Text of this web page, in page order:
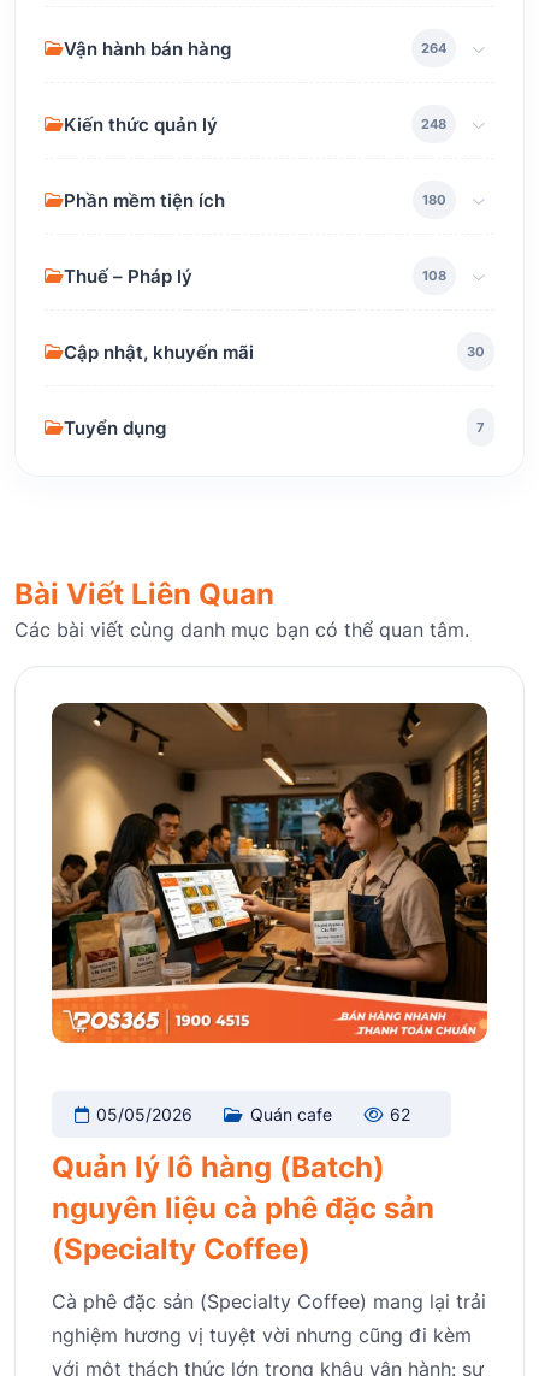
Vận hành bán hàng 264
Kiến thức quản lý 248
Phần mềm tiện ích 180
Thuế – Pháp lý 108
Cập nhật, khuyến mãi 30
Tuyển dụng 7
Bài Viết Liên Quan
Các bài viết cùng danh mục bạn có thể quan tâm.
05/05/2026 Quán cafe 62
Quản lý lô hàng (Batch)
nguyên liệu cà phê đặc sản
(Specialty Coffee)
Cà phê đặc sản (Specialty Coffee) mang lại trải
nghiệm hương vị tuyệt vời nhưng cũng đi kèm
với một thách thức lớn trong khâu vận hành: sự